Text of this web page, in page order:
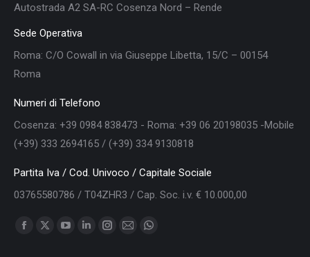
Autostrada A2 SA-RC Cosenza Nord – Rende
Sede Operativa
Roma: C/O Cowall in via Giuseppe Libetta, 15/C – 00154
Roma
Numeri di Telefono
Cosenza: +39 0984 838473 - Roma: +39 06 20198035 -Mobile
(+39) 333 2694165 / (+39) 334 9130818
Partita Iva / Cod. Univoco / Capitale Sociale
03765580786 / T04ZHR3 / Cap. Soc. i.v. € 10.000,00
Find us on:
Facebook
X
YouTubeLinkedinInstagram
Mail Whatsapp